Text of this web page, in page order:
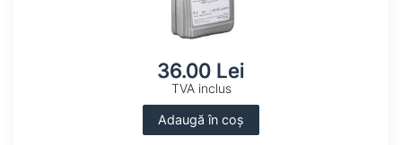
36.00 Lei
TVA inclus
Adaugă în coș